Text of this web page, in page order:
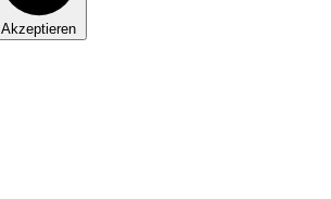
Akzeptieren